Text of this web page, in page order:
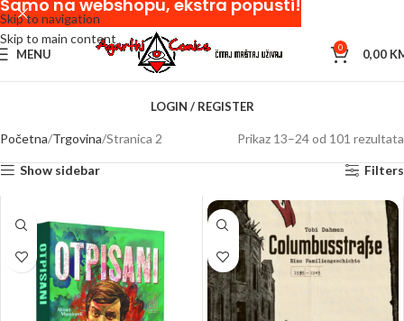
Skip to navigation
Skip to main content
MENU 0 0,00
LOGIN / REGISTER
Početna Trgovina Stranica 2 Prikaz 13–24 od 101 rezultata
Show sidebar Filters
Samo na webshopu, ekstra popusti!